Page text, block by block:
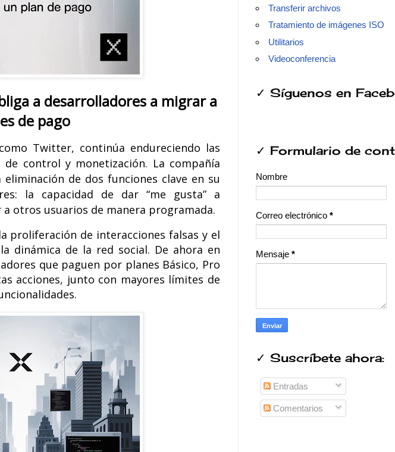
a desarrolladores a migrar a
de pago
Twitter, continúa endureciendo las
control y monetización. La compañía
de dos funciones clave en su
la capacidad de dar “me gusta” a
otros usuarios de manera programada.
proliferación de interacciones falsas y el
dinámica de la red social. De ahora en
que paguen por planes Básico, Pro
acciones, junto con mayores límites de
Transferir archivos
Tratamiento de imágenes ISO
Utilitarios
Videoconferencia
✓ Síguenos en
✓ Formulario de
Nombre
Correo electrónico *
Mensaje *
✓ Suscríbete ahora:
Entradas
Comentarios